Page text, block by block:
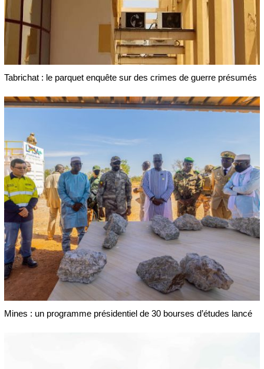
Tabrichat : le parquet enquête sur des crimes de guerre présumés
Mines : un programme présidentiel de 30 bourses d’études lancé